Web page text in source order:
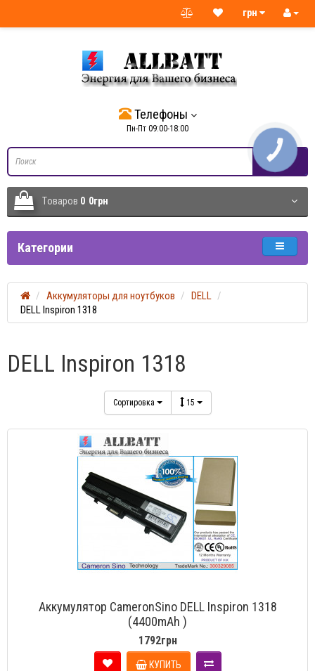
грн
Телефоны
Пн-Пт 09:00-18:00
Tоваров 0 0грн
Категории
Аккумуляторы для ноутбуков
DELL
DELL Inspiron 1318
DELL Inspiron 1318
Сортировка 15
Аккумулятор CameronSino DELL Inspiron 1318
(4400mAh )
1792грн
КУПИТЬ
КНОПКА
СВЯЗИ